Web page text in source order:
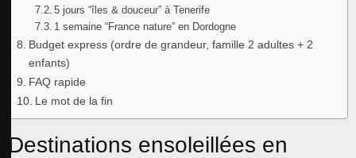
5 jours “îles & douceur” à Tenerife
1 semaine “France nature” en Dordogne
Budget express (ordre de grandeur, famille 2 adultes + 2
enfants)
FAQ rapide
Le mot de la fin
Destinations ensoleillées en